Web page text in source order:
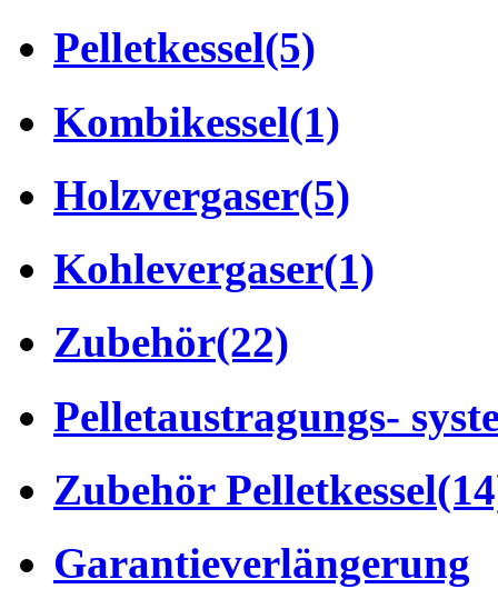
Pelletkessel(5)
Kombikessel(1)
Holzvergaser(5)
Kohlevergaser(1)
Zubehör(22)
Pelletaustragungs-
Zubehör Pelletkessel
Garantieverlängerung